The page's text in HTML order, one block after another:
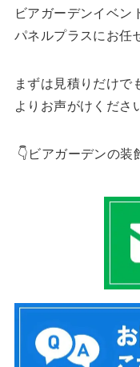
ビアガーデンイベン
パネルプラスにお任
まずは見積りだけで
よりお声がけくださ
👇ビアガーデンの装